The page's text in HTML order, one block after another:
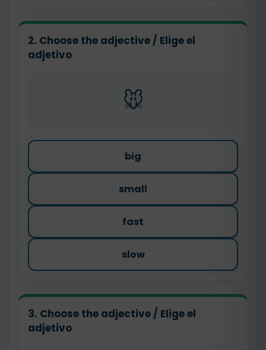
2. Choose the adjective / Elige el
adjetivo
🐭
big
small
fast
slow
3. Choose the adjective / Elige el
adjetivo